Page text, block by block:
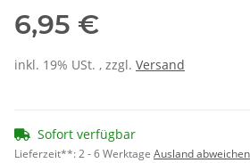
6,95 €
inkl. 19% USt. , zzgl. Versand
Sofort verfügbar
Lieferzeit**:2 - 6 Werktage Ausland